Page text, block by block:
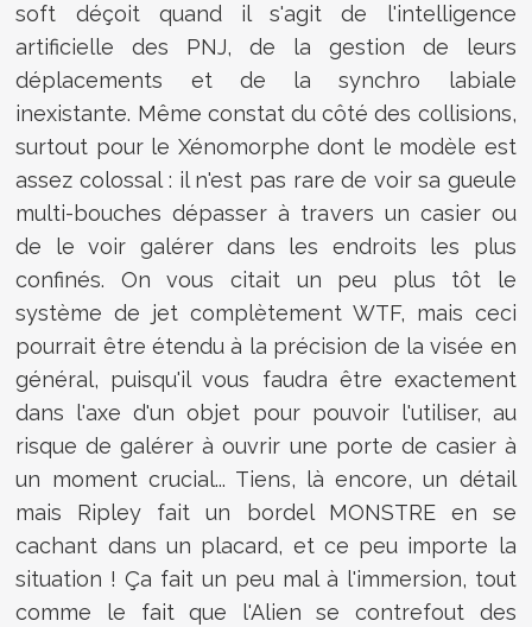
soft déçoit quand il s'agit de l'intelligence
artificielle des PNJ, de la gestion de leurs
déplacements et de la synchro labiale
inexistante. Même constat du côté des collisions,
surtout pour le Xénomorphe dont le modèle est
assez colossal : il n'est pas rare de voir sa gueule
multi-bouches dépasser à travers un casier ou
de le voir galérer dans les endroits les plus
confinés. On vous citait un peu plus tôt le
système de jet complètement WTF, mais ceci
pourrait être étendu à la précision de la visée en
général, puisqu'il vous faudra être exactement
dans l'axe d'un objet pour pouvoir l'utiliser, au
risque de galérer à ouvrir une porte de casier à
un moment crucial... Tiens, là encore, un détail
mais Ripley fait un bordel MONSTRE en se
cachant dans un placard, et ce peu importe la
situation ! Ça fait un peu mal à l'immersion, tout
comme le fait que l'Alien se contrefout des